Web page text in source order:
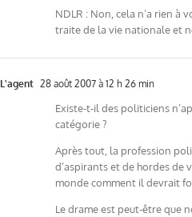
NDLR : Non, cela n’a rien à
traite de la vie nationale et
L'agent 28 août 2007 à 12 h 26 min
Existe-t-il des politiciens
catégorie ?
Après tout, la profession
d’aspirants et de hordes
monde comment il devrait
Le drame est peut-être que